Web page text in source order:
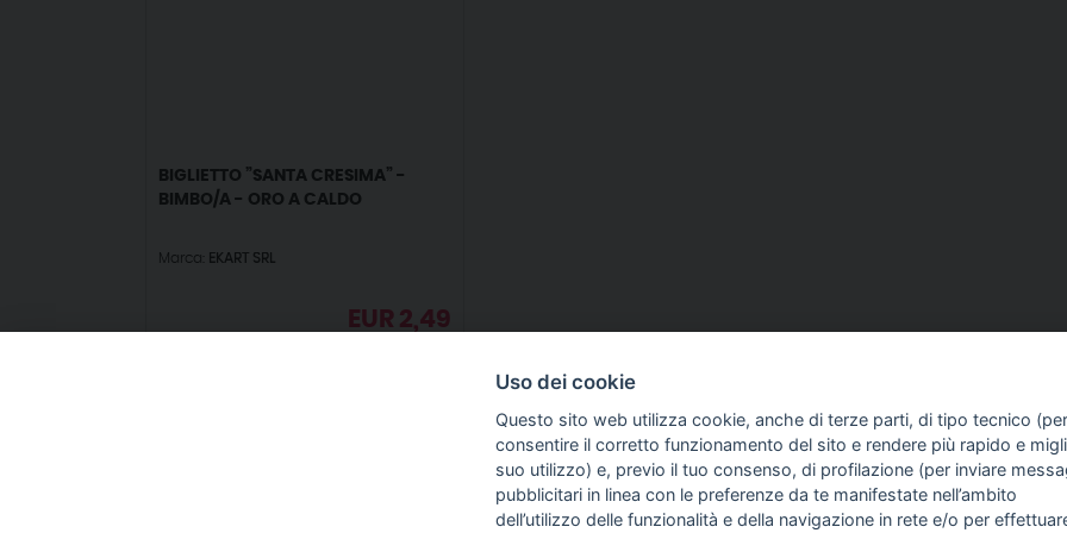
BIGLIETTO ”SANTA CRESIMA” -
BIMBO/A - ORO A CALDO
Marca: EKART SRL
EUR 2,49
INFO SULL'AZIENDA GUIDA AGLI ACQUISTI
Uso dei cookie
Questo sito web utilizza cookie, anche di terze parti, di tipo tecnico (per
consentire il corretto funzionamento del sito e rendere più rapido e
suo utilizzo) e, previo il tuo consenso, di profilazione (per inviare
pubblicitari in linea con le preferenze da te manifestate nell’ambito
dell’utilizzo delle funzionalità e della navigazione in rete e/o per